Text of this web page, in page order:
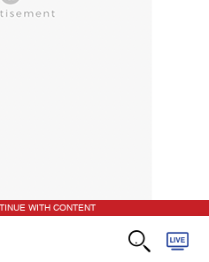
WITH CONTENT